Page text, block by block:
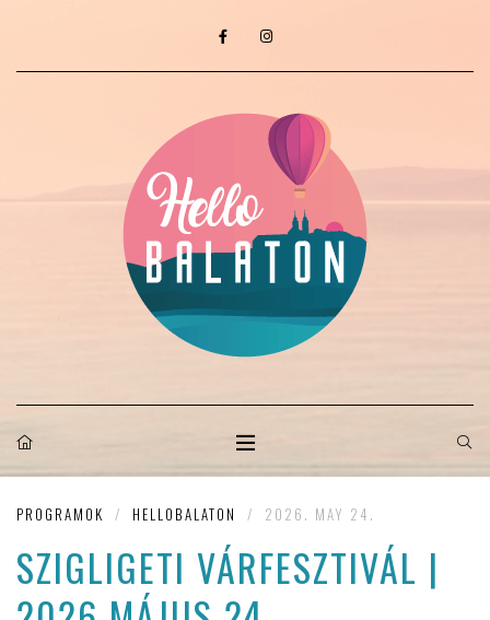
PROGRAMOK / HELLOBALATON / 2026. MAY 24.
SZIGLIGETI VÁRFESZTIVÁL |